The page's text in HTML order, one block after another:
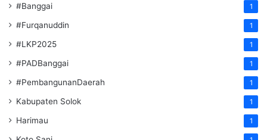
#Banggai 1
#Furqanuddin 1
#LKP2025 1
#PADBanggai 1
#PembangunanDaerah 1
Kabupaten Solok 1
Harimau 1